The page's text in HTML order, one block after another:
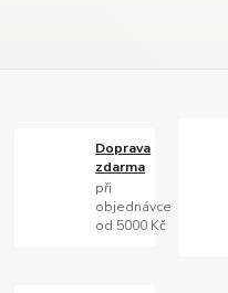
Doprava
zdarma
při
objednávce
od 5000 Kč